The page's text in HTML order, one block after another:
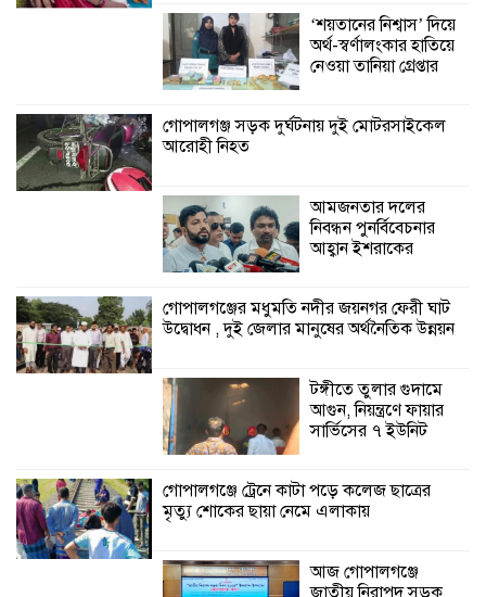
শ্যামনগরে জলবায়ু সহনশীল জনগোষ্ঠী গঠনে
প্রকল্পের অংশগ্রহণমূলক শিখন ও অভিজ্ঞতা
‘শয়তানের নিশ্বাস’ দিয়ে
অর্থ-স্বর্ণালংকার হাতিয়ে
নেওয়া তানিয়া গ্রেপ্তার
গোপালগঞ্জ সড়ক দুর্ঘটনায় দুই মোটরসাইকেল
আরোহী নিহত
আমজনতার দলের
নিবন্ধন পুনর্বিবেচনার
আহ্বান ইশরাকের
গোপালগঞ্জের মধুমতি নদীর জয়নগর ফেরী ঘাট
উদ্বোধন , দুই জেলার মানুষের অর্থনৈতিক উন্নয়ন
টঙ্গীতে তুলার গুদামে
আগুন, নিয়ন্ত্রণে ফায়ার
সার্ভিসের ৭ ইউনিট
গোপালগঞ্জে ট্রেনে কাটা পড়ে কলেজ ছাত্রের
মৃত্যু শোকের ছায়া নেমে এলাকায়
আজ গোপালগঞ্জে